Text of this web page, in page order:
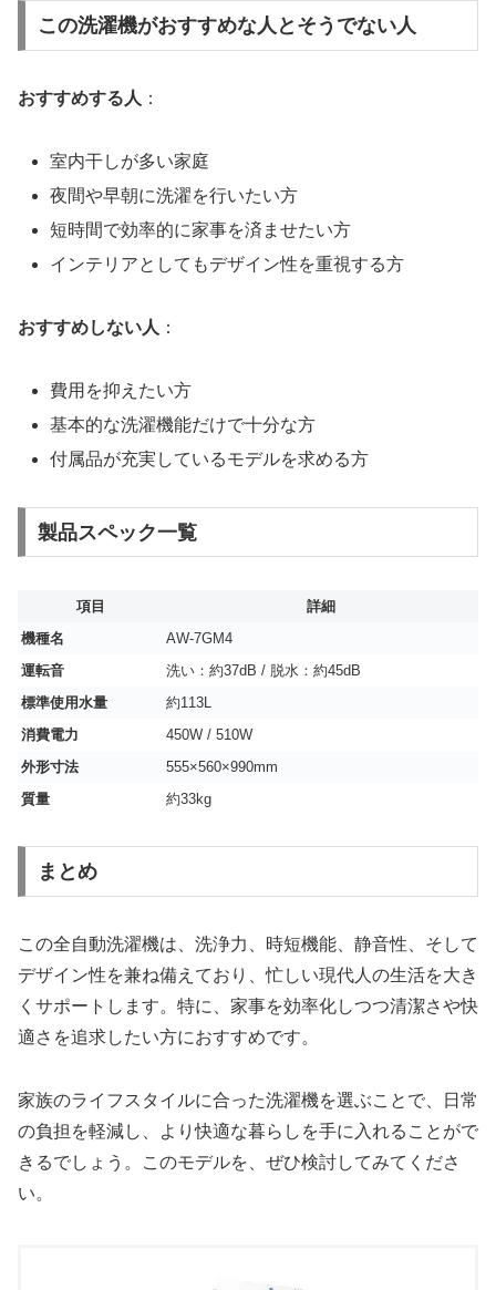
この洗濯機がおすすめな人とそうでない人
おすすめする人 ：
室内干しが多い家庭
夜間や早朝に洗濯を行いたい方
短時間で効率的に家事を済ませたい方
インテリアとしてもデザイン性を重視する方
おすすめしない人 ：
費用を抑えたい方
基本的な洗濯機能だけで十分な方
付属品が充実しているモデルを求める方
製品スペック一覧
項目
詳細
機種名
AW-7GM4
運転音
洗い：約37dB / 脱水：約45dB
標準使用水量
約113L
消費電力
450W / 510W
外形寸法
555×560×990mm
質量
約33kg
まとめ
この全自動洗濯機は、洗浄力、時短機能、静音性、そして
デザイン性を兼ね備えており、忙しい現代人の生活を大き
くサポートします。特に、家事を効率化しつつ清潔さや快
適さを追求したい方におすすめです。
家族のライフスタイルに合った洗濯機を選ぶことで、日常
の負担を軽減し、より快適な暮らしを手に入れることがで
きるでしょう。このモデルを、ぜひ検討してみてくださ
い。